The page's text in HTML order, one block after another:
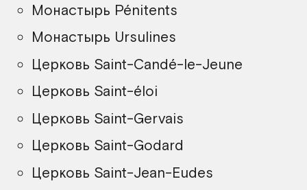
Монастырь Pénitents
Монастырь Ursulines
Церковь Saint-Candé-le-Jeune
Церковь Saint-éloi
Церковь Saint-Gervais
Церковь Saint-Godard
Церковь Saint-Jean-Eudes